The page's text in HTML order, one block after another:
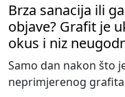
Brza sanacija ili
objave? Grafit je
okus i niz
Samo dan nakon što
neprimjerenog